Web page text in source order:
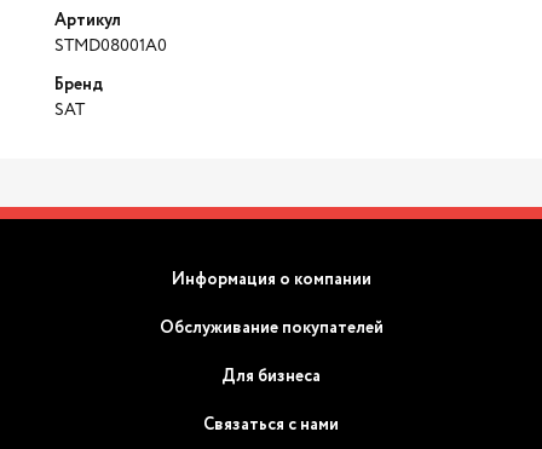
Артикул
STMD08001A0
Бренд
SAT
Информация о компании
Обслуживание покупателей
Для бизнеса
Связаться с нами